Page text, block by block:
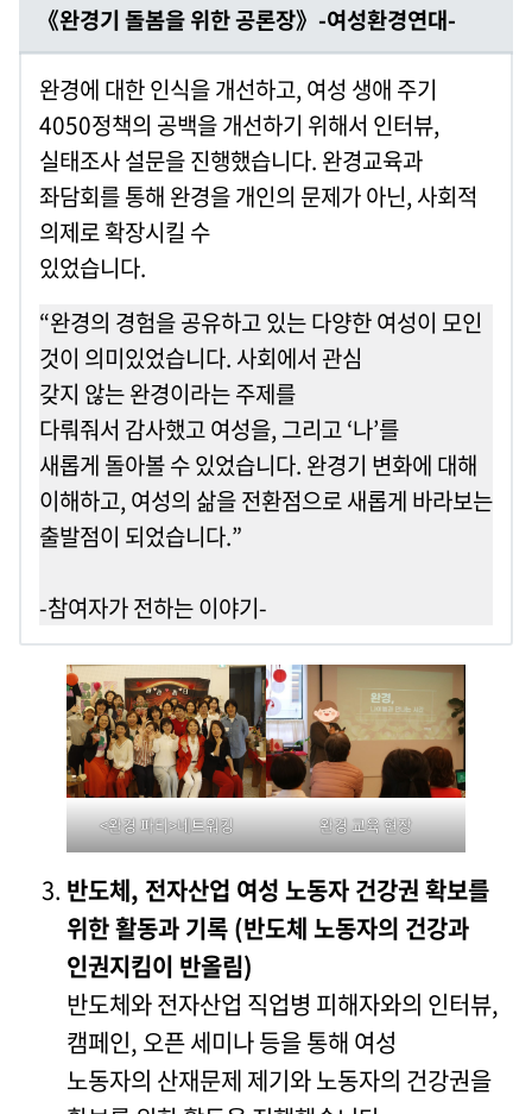
《완경기 돌봄을 위한 공론장》-여성환경연대-
완경에 대한 인식을 개선하고, 여성 생애 주기
4050정책의 공백을 개선하기 위해서 인터뷰,
실태조사 설문을 진행했습니다. 완경교육과
좌담회를 통해 완경을 개인의 문제가 아닌, 사회적
의제로 확장시킬 수
있었습니다.
“완경의 경험을 공유하고 있는 다양한 여성이 모인
것이 의미있었습니다. 사회에서 관심
갖지 않는 완경이라는 주제를
다뤄줘서 감사했고 여성을, 그리고 ‘나’를
새롭게 돌아볼 수 있었습니다. 완경기 변화에 대해
이해하고, 여성의 삶을 전환점으로 새롭게 바라보는
출발점이 되었습니다.”
-참여자가 전하는 이야기-
<완경 파티>네트워킹 완경 교육 현장
반도체, 전자산업 여성 노동자 건강권 확보를
위한 활동과 기록 (반도체 노동자의 건강과
인권지킴이 반올림)
반도체와 전자산업 직업병 피해자와의 인터뷰,
캠페인, 오픈 세미나 등을 통해 여성
노동자의 산재문제 제기와 노동자의 건강권을